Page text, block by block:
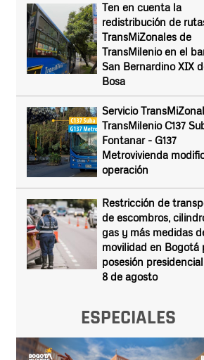
Ten en cuenta la
redistribución de
TransMiZonales de
TransMilenio en el
San Bernardino XIX
Bosa
Servicio
TransMilenio C137
Fontanar - G137
Metrovivienda
operación
Restricción de
de escombros,
gas y más medidas
movilidad en Bogotá
posesión
8 de agosto
ESPECIALES